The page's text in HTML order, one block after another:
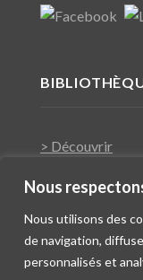
Nous
Nous utilisons des
de navigation,
personnalisés et
> Découvrir